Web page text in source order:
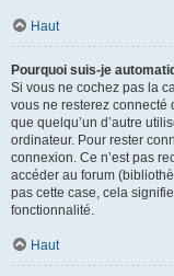
Haut
Pourquoi suis-je
Si vous ne cochez pas la
vous ne resterez connecté
que quelqu’un d’autre
ordinateur. Pour rester
connexion. Ce n’est pas
accéder au forum
pas cette case, cela
fonctionnalité.
Haut